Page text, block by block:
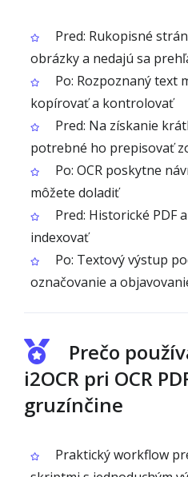
Pred: Rukopisné
obrázky a nedajú sa
Po: Rozpoznaný text
kopírovať a kontrolovať
Pred: Na získanie
potrebné ho prepisovať
Po: OCR poskytne
môžete doladiť
Pred: Historické PDF
indexovať
Po: Textový výstup
označovanie a
Prečo
i2OCR pri OCR
gruzínčine
Praktický workflow